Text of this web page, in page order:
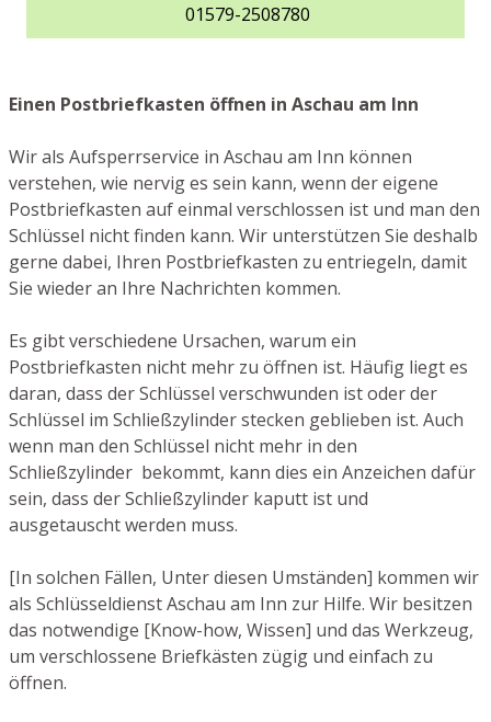
01579-2508780
Einen Postbriefkasten öffnen in Aschau am Inn
Wir als Aufsperrservice in Aschau am Inn können
verstehen, wie nervig es sein kann, wenn der eigene
Postbriefkasten auf einmal verschlossen ist und man den
Schlüssel nicht finden kann. Wir unterstützen Sie deshalb
gerne dabei, Ihren Postbriefkasten zu entriegeln, damit
Sie wieder an Ihre Nachrichten kommen.
Es gibt verschiedene Ursachen, warum ein
Postbriefkasten nicht mehr zu öffnen ist. Häufig liegt es
daran, dass der Schlüssel verschwunden ist oder der
Schlüssel im Schließzylinder stecken geblieben ist. Auch
wenn man den Schlüssel nicht mehr in den
Schließzylinder bekommt, kann dies ein Anzeichen dafür
sein, dass der Schließzylinder kaputt ist und
ausgetauscht werden muss.
[In solchen Fällen, Unter diesen Umständen] kommen wir
als Schlüsseldienst Aschau am Inn zur Hilfe. Wir besitzen
das notwendige [Know-how, Wissen] und das Werkzeug,
um verschlossene Briefkästen zügig und einfach zu
öffnen.